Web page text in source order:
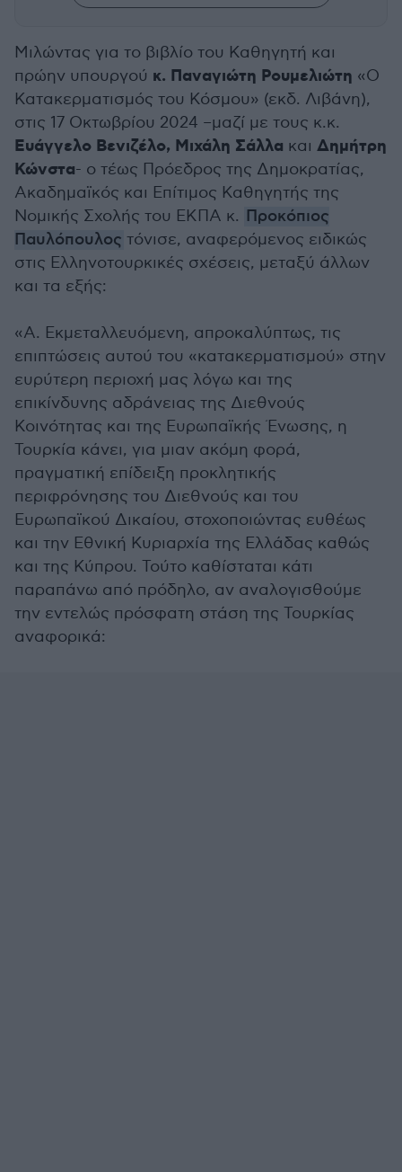
Μιλώντας για το βιβλίο του Καθηγητή και
πρώην υπουργού κ. Παναγιώτη Ρουμελιώτη «Ο
Κατακερματισμός του Κόσμου» (εκδ. Λιβάνη),
στις 17 Οκτωβρίου 2024 –μαζί με τους κ.κ.
Ευάγγελο Βενιζέλο, Μιχάλη Σάλλα και Δημήτρη
Κώνστα- ο τέως Πρόεδρος της Δημοκρατίας,
Ακαδημαϊκός και Επίτιμος Καθηγητής της
Νομικής Σχολής του ΕΚΠΑ κ. Προκόπιος
Παυλόπουλος τόνισε, αναφερόμενος ειδικώς
στις Ελληνοτουρκικές σχέσεις, μεταξύ άλλων
και τα εξής:
«Α. Εκμεταλλευόμενη, απροκαλύπτως, τις
επιπτώσεις αυτού του «κατακερματισμού» στην
ευρύτερη περιοχή μας λόγω και της
επικίνδυνης αδράνειας της Διεθνούς
Κοινότητας και της Ευρωπαϊκής Ένωσης, η
Τουρκία κάνει, για μιαν ακόμη φορά,
πραγματική επίδειξη προκλητικής
περιφρόνησης του Διεθνούς και του
Ευρωπαϊκού Δικαίου, στοχοποιώντας ευθέως
και την Εθνική Κυριαρχία της Ελλάδας καθώς
και της Κύπρου. Τούτο καθίσταται κάτι
παραπάνω από πρόδηλο, αν αναλογισθούμε
την εντελώς πρόσφατη στάση της Τουρκίας
αναφορικά: